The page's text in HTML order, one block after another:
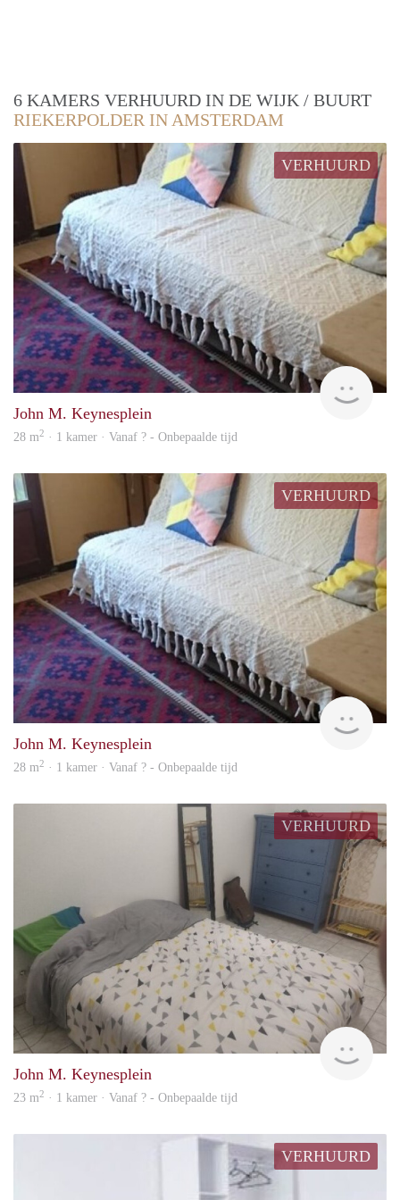
6 KAMERS VERHUURD IN DE WIJK / BUURT
RIEKERPOLDER IN AMSTERDAM
VERHUURD
John M. Keynesplein
28 m2 · 1 kamer · Vanaf ? - Onbepaalde tijd
VERHUURD
John M. Keynesplein
28 m2 · 1 kamer · Vanaf ? - Onbepaalde tijd
VERHUURD
John M. Keynesplein
23 m2 · 1 kamer · Vanaf ? - Onbepaalde tijd
VERHUURD